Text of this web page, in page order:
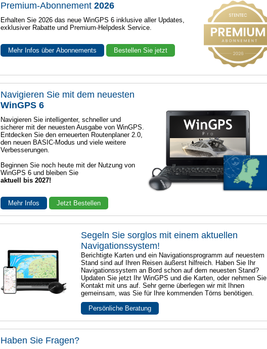
Premium-Abonnement2026
Erhalten Sie 2026 das neue WinGPS 6 inklusive aller Updates,
exklusiver Rabatte und Premium-Helpdesk Service.
Mehr Infos über Abonnements Bestellen Sie jetzt
Navigieren Sie mit dem neuesten
WinGPS 6
Navigieren Sie intelligenter, schneller und
sicherer mit der neuesten Ausgabe von WinGPS.
Entdecken Sie den erneuerten Routenplaner 2.0,
den neuen BASIC-Modus und viele weitere
Verbesserungen.
Beginnen Sie noch heute mit der Nutzung von
WinGPS 6 und bleiben Sie
aktuell bis 2027!
Mehr Infos Jetzt Bestellen
Segeln Sie sorglos mit einem aktuellen
Navigationssystem!
Berichtigte Karten und ein Navigationsprogramm auf neuestem
Stand sind auf Ihren Reisen äußerst hilfreich. Haben Sie Ihr
Navigationssystem an Bord schon auf dem neuesten Stand?
Updaten Sie jetzt Ihr WinGPS und die Karten, oder nehmen Sie
Kontakt mit uns auf. Sehr gerne überlegen wir mit Ihnen
gemeinsam, was Sie für Ihre kommenden Törns benötigen.
Persönliche Beratung
Haben Sie Fragen?